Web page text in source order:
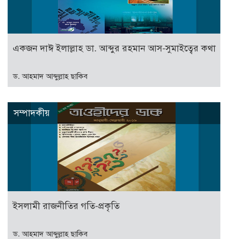
একজন দাঈ ইলাল্লাহ ডা. আব্দুর রহমান আস-সুমাইত্বের কথা
ড. আহমাদ আব্দুল্লাহ ছাকিব
সম্পাদকীয়
ইসলামী রাজনীতির গতি-প্রকৃতি
ড. আহমাদ আব্দুল্লাহ ছাকিব